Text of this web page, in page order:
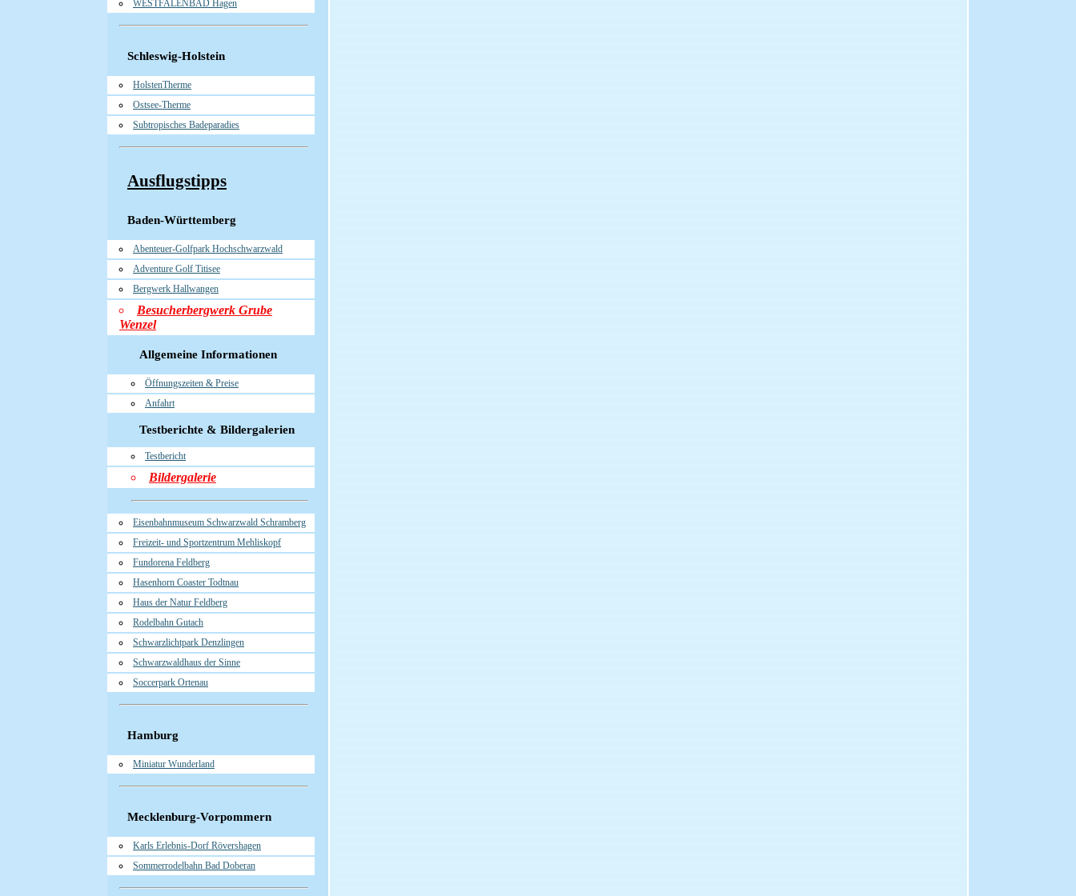
WESTFALENBAD Hagen
Schleswig-Holstein
HolstenTherme
Ostsee-Therme
Subtropisches Badeparadies
Ausflugstipps
Baden-Württemberg
Abenteuer-Golfpark Hochschwarzwald
Adventure Golf Titisee
Bergwerk Hallwangen
Besucherbergwerk Grube
Wenzel
Allgemeine Informationen
Öffnungszeiten & Preise
Anfahrt
Testberichte & Bildergalerien
Testbericht
Bildergalerie
Eisenbahnmuseum Schwarzwald Schramberg
Freizeit- und Sportzentrum Mehliskopf
Fundorena Feldberg
Hasenhorn Coaster Todtnau
Haus der Natur Feldberg
Rodelbahn Gutach
Schwarzlichtpark Denzlingen
Schwarzwaldhaus der Sinne
Soccerpark Ortenau
Hamburg
Miniatur Wunderland
Mecklenburg-Vorpommern
Karls Erlebnis-Dorf Rövershagen
Sommerrodelbahn Bad Doberan